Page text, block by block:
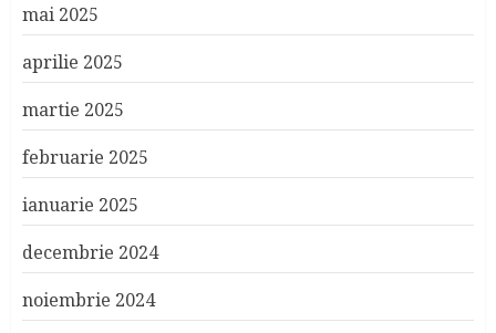
mai 2025
aprilie 2025
martie 2025
februarie 2025
ianuarie 2025
decembrie 2024
noiembrie 2024